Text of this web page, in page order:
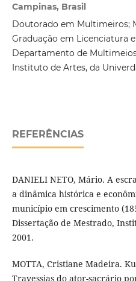
Campinas, Brasil
Doutorado em Multimeiros;
Graduação em Licenciatura
Departamento de
Instituto de Artes, da
REFERÊNCIAS
DANIELI NETO, Mário. A
a dinâmica histórica e
município em crescimento
Dissertação de Mestrado,
2001.
MOTTA, Cristiane Madeira.
Travessias do ator-sacrário